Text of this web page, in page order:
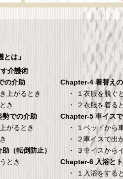
トメーカー直販 ベッ
ックスシーツ 防水
ツ 【介護シーツ･ベ
用防水シーツ】シ
100×200×30cm ク
メーカー直販 ベッド用ボ
シーツ 防水シーツ 【介護
ベッド用防水シーツ】シ
100×200×30cm クリー
ベ
節
TANITA 【乗った人
タリと当てる「乗
機能」搭載】 体組
ホワイト BC-754-
TANITA 【乗った人をピタ
は」
介護術
の介助
上がるとき
き
での介助
がるとき
（転倒防止）
とき
Chapter-4 着替え
・ １衣服を脱ぐ
・ ２衣服を着る
Chapter-5 車イス
・ １ベッドから
・ ２車イスで出
・ ３車イスから
Chapter-6 入浴と
・ １入浴をする